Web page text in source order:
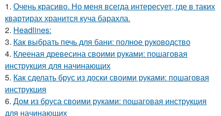
1. Очень красиво. Но меня всегда интересует, где в таких
квартирах хранится куча барахла.
2. Headlines:
3. Как выбрать печь для бани: полное руководство
4. Клееная древесина своими руками: пошаговая
инструкция для начинающих
5. Как сделать брус из доски своими руками: пошаговая
инструкция
6. Дом из бруса своими руками: пошаговая инструкция
для начинающих